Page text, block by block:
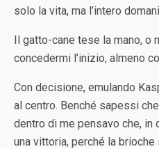
solo la vita, ma l’intero
Il gatto-cane tese la mano, o
concedermi l’inizio, almeno
Con decisione, emulando
al centro. Benché sapessi
dentro di me pensavo che, in
una vittoria, perché la